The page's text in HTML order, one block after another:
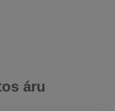
áru